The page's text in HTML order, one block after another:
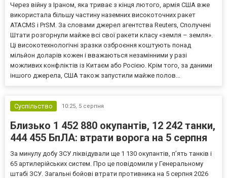
Через війну з Іраном, яка триває з кінця лютого, армія США вже
використала більшу частину наземних високоточних ракет
ATACMS і PrSM. За словами джерел агентства Reuters, Сполучені
Штати розгорнули майже всі свої ракети класу «земля – земля».
Ці високотехнологічні зразки озброєння коштують понад
мільйон доларів кожен і вважаються незамінними у разі
можливих конфліктів із Китаєм або Росією. Крім того, за даними
іншого джерела, США також запустили майже полов...
Суспільство 10:25, 5 серпня
Близько 1 452 880 окупантів, 12 242 танки,
444 455 БпЛА: втрати ворога на 5 серпня
За минулу добу ЗСУ ліквідували ще 1 130 окупантів, пʼять танків і
65 артилерійських систем. Про це повідомили у Генеральному
штабі ЗСУ. Загальні бойові втрати противника на 5 серпня 2026